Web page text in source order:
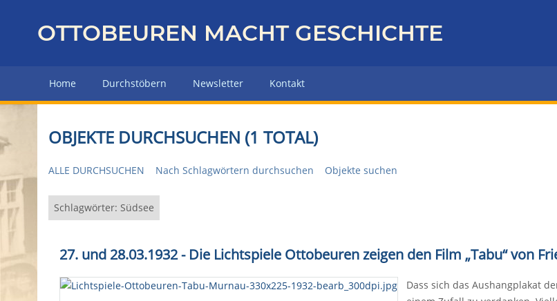
z
r
H
u
p
e
OTTOBEUREN MACHT GESCHICHTE
Home Durchstöbern Newsletter Kontakt
OBJEKTE DURCHSUCHEN (1 TOTAL)
ALLE DURCHSUCHEN Nach Schlagwörtern durchsuchen Objekte suchen
Schlagwörter: Südsee
27. und 28.03.1932 - Die Lichtspiele Ottobeuren zeigen den Film „Tabu“von
Dass sich das Aushangplakat